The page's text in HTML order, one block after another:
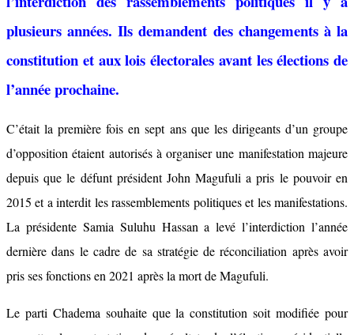
plusieurs années. Ils demandent des changements à la
constitution et aux lois électorales avant les élections de
l’année prochaine.
C’était la première fois en sept ans que les dirigeants d’un groupe
d’opposition étaient autorisés à organiser une manifestation majeure
depuis que le défunt président John Magufuli a pris le pouvoir en
2015 et a interdit les rassemblements politiques et les manifestations.
La présidente Samia Suluhu Hassan a levé l’interdiction l’année
dernière dans le cadre de sa stratégie de réconciliation après avoir
pris ses fonctions en 2021 après la mort de Magufuli.
Le parti Chadema souhaite que la constitution soit modifiée pour